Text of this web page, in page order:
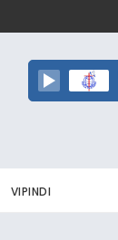
VIPINDI